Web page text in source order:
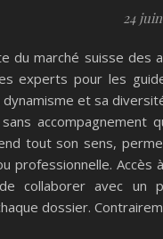
24
du marché suisse
experts pour les
et sa
accompagnement
tout son sens,
professionnelle.
collaborer avec un
dossier.